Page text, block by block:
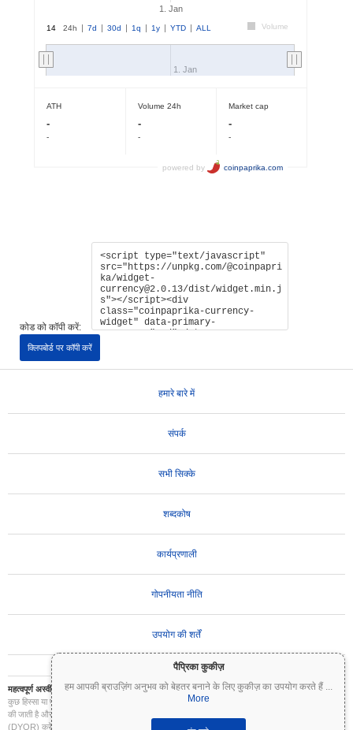
पैप्रिका कुकीज़
हम आपकी ब्राउज़िंग अनुभव को बेहतर बनाने के लिए कुकीज़ का उपयोग करते हैं ...
More
कोड को कॉपी करें:
क्लिपबोर्ड पर कॉपी करें
हमारे बारे में
संपर्क
सभी सिक्के
शब्दकोष
कार्यप्रणाली
गोपनीयता नीति
उपयोग की शर्तें
महत्वपूर्ण अस्वीकरण:क्रिप्टोकरेंसी अत्यधिक अस्थिर हैं और इनमें महत्वपूर्ण जोखिम शामिल है। आप अपने निवेश का
कुछ हिस्सा या पूरा निवेश खो सकते हैं। Coinpaprika पर सभी जानकारी केवल सूचनात्मक उद्देश्यों के लिए प्रदान
की जाती है और यह वित्तीय या निवेश सलाह नहीं है। निवेश के निर्णय लेने से पहले हमेशा अपना स्वयं का शोध
(DYOR) करें और किसी योग्य वित्तीय सलाहकार से परामर्श करें। Coinpaprika इस जानकारी के उपयोग से होने